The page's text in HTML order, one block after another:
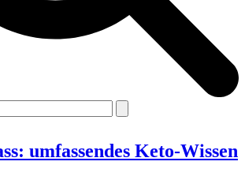
umfassendes Keto-Wissen